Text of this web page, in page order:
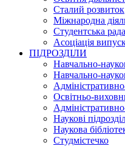
Сталий розвиток
Міжнародна
Студентська рада
Асоціація
ПІДРОЗДІЛИ
Навчально-
Навчально-
Освітньо-
Наукові
Наукова
Студмістечко